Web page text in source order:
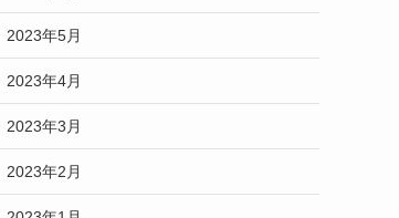
2023年5月
2023年4月
2023年3月
2023年2月